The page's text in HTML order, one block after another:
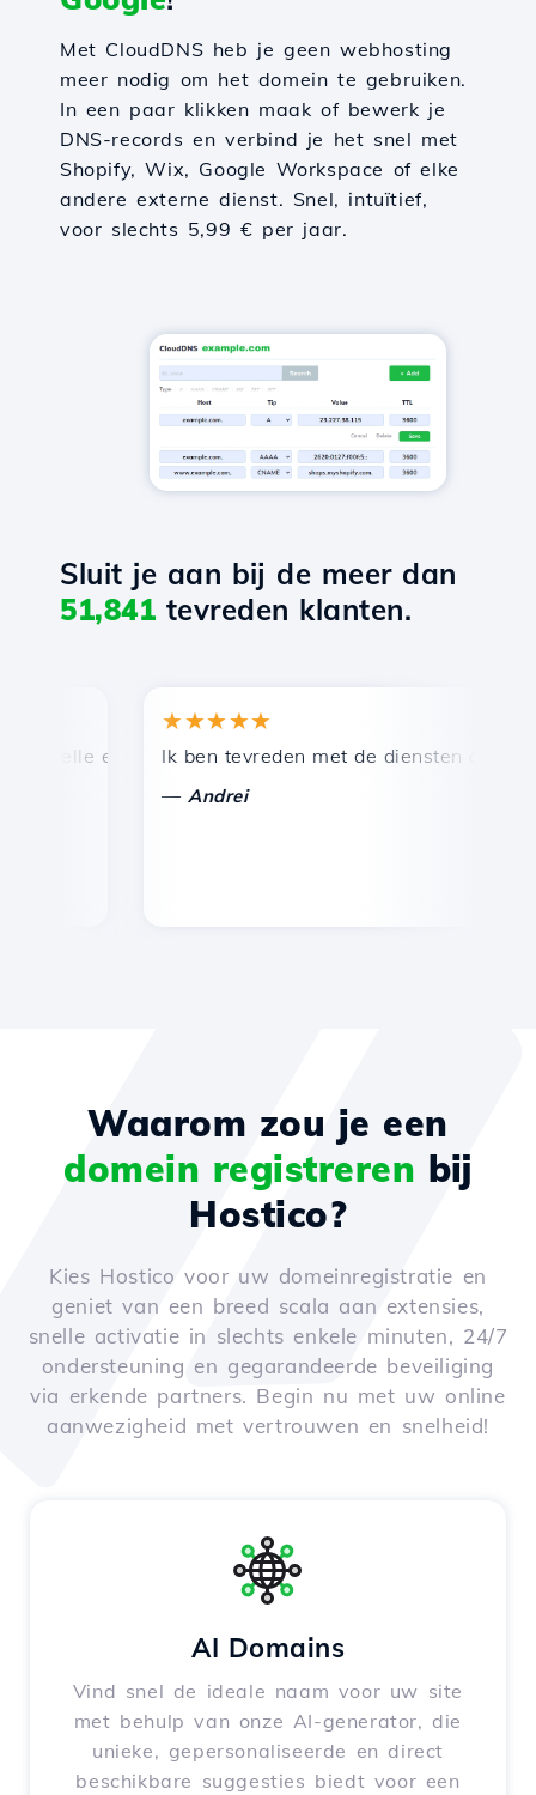
Met CloudDNS heb je geen webhosting
meer nodig om het domein te gebruiken.
In een paar klikken maak of bewerk je
DNS-records en verbind je het snel met
Shopify, Wix, Google Workspace of elke
andere externe dienst. Snel, intuïtief,
voor slechts 5,99 € per jaar.
Sluit je aan bij de meer dan
51,841 tevreden klanten.
en efficiënte technische ondersteuning.
★★★★★
Ik ben tevreden met de diensten die door
Andrei
Waarom zou je een
domein registreren bij
Hostico?
Kies Hostico voor uw domeinregistratie en
geniet van een breed scala aan extensies,
snelle activatie in slechts enkele minuten, 24/7
ondersteuning en gegarandeerde beveiliging
via erkende partners. Begin nu met uw online
aanwezigheid met vertrouwen en snelheid!
AI Domains
Vind snel de ideale naam voor uw site
met behulp van onze AI-generator, die
unieke, gepersonaliseerde en direct
beschikbare suggesties biedt voor een